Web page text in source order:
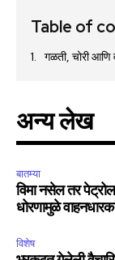
Table of
गळती, चोरी आणि
अन्य लेख
बातम्या
विमा नसेल तर
धोरणामुळे
विशेष